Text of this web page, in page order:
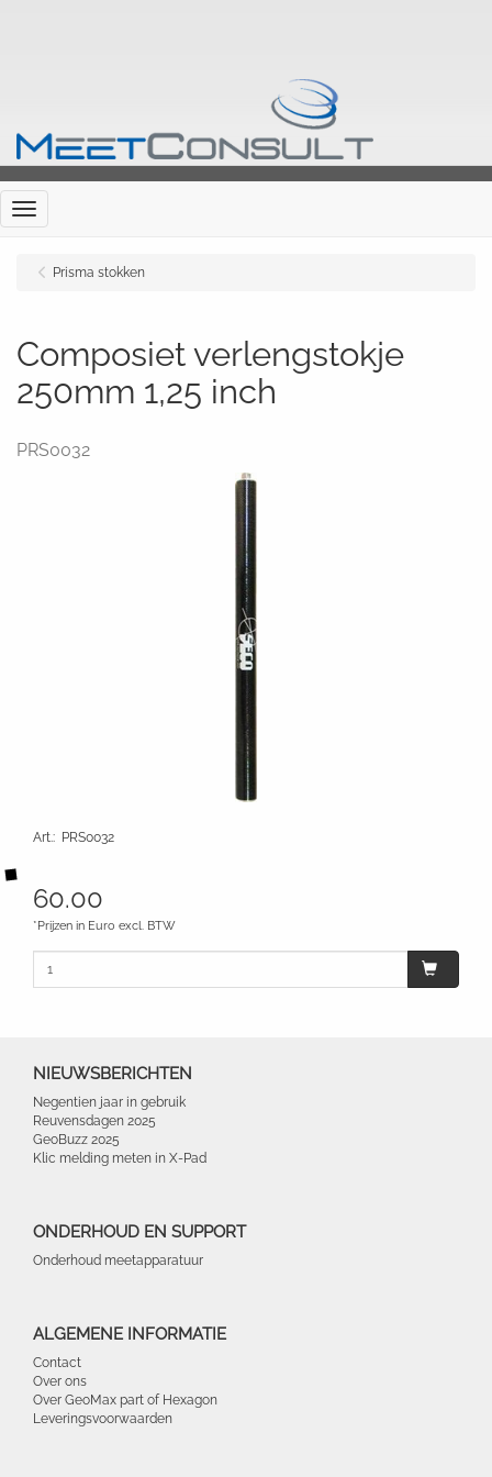
Menu
Prisma stokken
Composiet verlengstokje
250mm 1,25 inch
PRS0032
Art.: PRS0032
60.00
*Prijzen in Euro excl. BTW
NIEUWSBERICHTEN
Negentien jaar in gebruik
Reuvensdagen 2025
GeoBuzz 2025
Klic melding meten in X-Pad
ONDERHOUD EN SUPPORT
Onderhoud meetapparatuur
ALGEMENE INFORMATIE
Contact
Over ons
Over GeoMax part of Hexagon
Leveringsvoorwaarden